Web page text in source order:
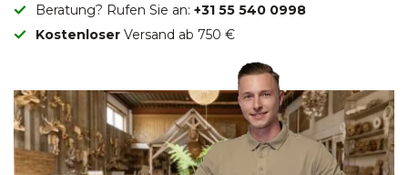
Beratung? Rufen Sie an: +31 55 540 0998
Kostenloser Versand ab 750 €